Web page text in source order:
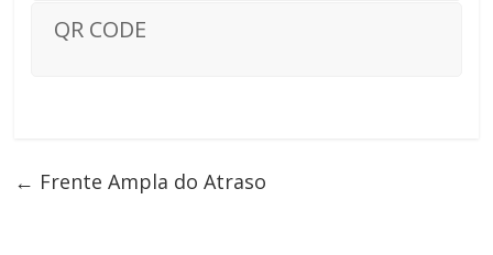
QR CODE
← Frente Ampla do Atraso